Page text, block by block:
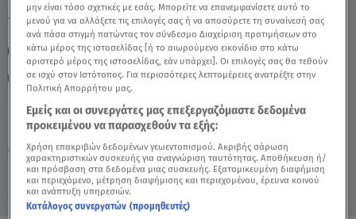
Πέμπτη 6 Αυγούστου 2026
23.02.22, 12:53 ΖΩΔΙΑ
TAGS: ΖΥΓΟΣ ΖΩΔΙΑ ΖΩΔΙΑ ΣΗΜΕΡΑ ΑΣΗ ΜΠΗΛΙΟΥ
ΖΩΔΙΑ ΑΣΗ ΜΠΗΛΙΟΥ
ΑΣΤΡΟΛΟΓΙΚΕΣ ΠΡΟΒΛΕΨΕΙΣ
ΗΜΕΡΗΣΙΕΣ ΠΡΟΒΛΕΨΕΙΣ
BREAKFAST@STAR
μην είναι τόσο σχετικές με εσάς. Μπορείτε να επανεμφανίσετε αυτό το
μενού για να αλλάξετε τις επιλογές σας ή να αποσύρετε τη συναίνεσή σας
ανά πάσα στιγμή πατώντας τον σύνδεσμο Διαχείριση προτιμήσεων στο
κάτω μέρος της ιστοσελίδας [ή το αιωρούμενο εικονίδιο στο κάτω
αριστερό μέρος της ιστοσελίδας, εάν υπάρχει]. Οι επιλογές σας θα τεθούν
σε ισχύ στον Ιστότοπος. Για περισσότερες λεπτομέρειες ανατρέξτε στην
Πολιτική Απορρήτου μας.
Εμείς και οι συνεργάτες μας επεξεργαζόμαστε δεδομένα
προκειμένου να παρασχεθούν τα εξής:
Χρήση επακριβών δεδομένων γεωεντοπισμού. Ακριβής σάρωση
χαρακτηριστικών συσκευής για αναγνώριση ταυτότητας. Αποθήκευση ή/
και πρόσβαση στα δεδομένα μιας συσκευής. Εξατομικευμένη διαφήμιση
και περιεχόμενο, μέτρηση διαφήμισης και περιεχομένου, έρευνα κοινού
και ανάπτυξη υπηρεσιών.
Κατάλογος συνεργατών (προμηθευτές)